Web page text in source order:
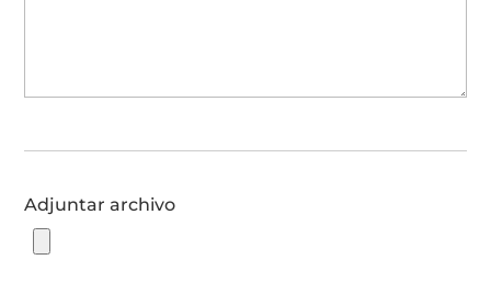
Adjuntar archivo